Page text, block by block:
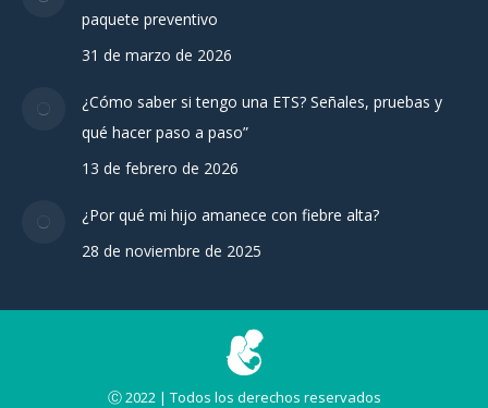
paquete preventivo
31 de marzo de 2026
¿Cómo saber si tengo una ETS? Señales, pruebas y
qué hacer paso a paso”
13 de febrero de 2026
¿Por qué mi hijo amanece con fiebre alta?
28 de noviembre de 2025
Ⓒ 2022 | Todos los derechos reservados